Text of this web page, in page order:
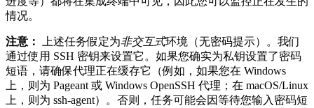
情况。
注意： 上述任务假定为非交互式环境（无密码提示）。我们
通过使用 SSH 密钥来设置它。如果您确实为私钥设置了密码
短语，请确保代理正在缓存它（例如，如果您在 Windows
上，则为 Pageant 或 Windows OpenSSH 代理；在 macOS/Linux
上，则为 ssh-agent）。否则，任务可能会因等待您输入密码短